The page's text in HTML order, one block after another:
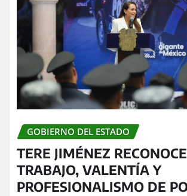
GOBIERNO DEL ESTADO
TERE JIMÉNEZ RECONOCE
TRABAJO, VALENTÍA Y
PROFESIONALISMO DE